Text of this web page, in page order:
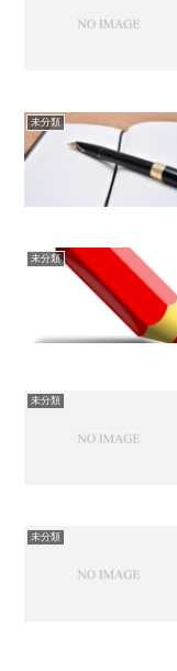
未分類
未分類
未分類
未分類